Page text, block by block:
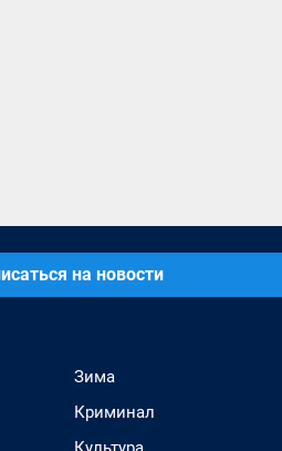
на новости
Зима
Криминал